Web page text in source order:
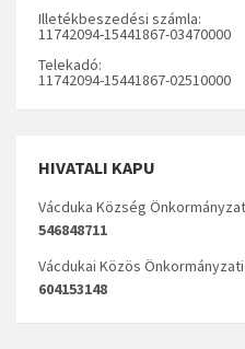
Illetékbeszedési számla:
11742094-15441867-03470000
Telekadó:
11742094-15441867-02510000
HIVATALI KAPU
Vácduka Község Önkormányzat
546848711
Vácdukai Közös Önkormányzati
604153148